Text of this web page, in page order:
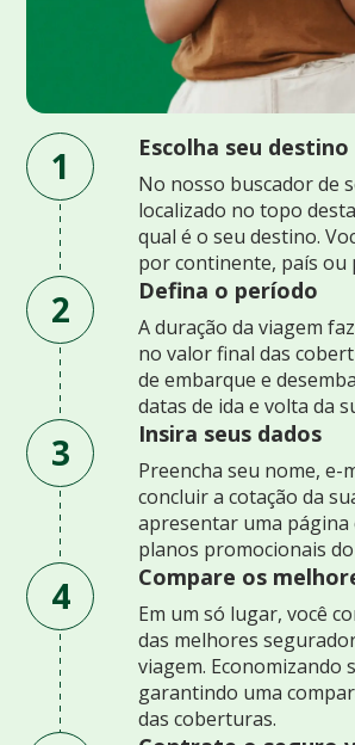
1 Escolha seu destino
No nosso buscador de
localizado no topo
qual é o seu destino.
por continente, país ou
2 Defina o período
A duração da viagem
no valor final das
de embarque e
datas de ida e volta da
3 Insira seus dados
Preencha seu nome, e-
concluir a cotação da
apresentar uma página
planos promocionais
4 Compare os
Em um só lugar, você
das melhores
viagem. Economizando
garantindo uma
das coberturas.